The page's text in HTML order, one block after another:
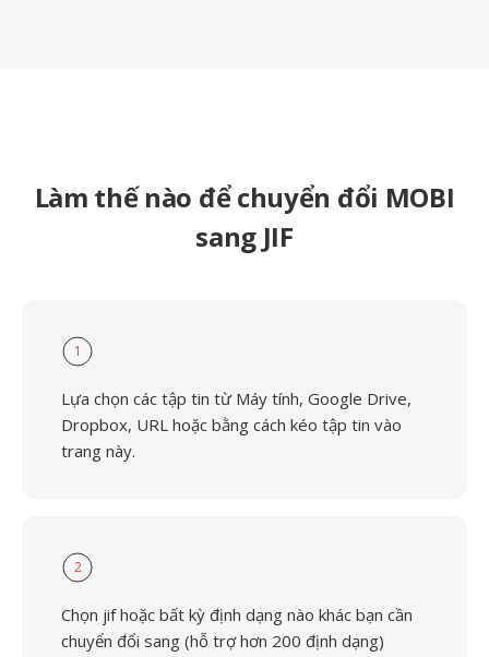
Làm thế nào để chuyển đổi MOBI
sang JIF
1
Lựa chọn các tập tin từ Máy tính, Google Drive,
Dropbox, URL hoặc bằng cách kéo tập tin vào
trang này.
2
Chọn jif hoặc bất kỳ định dạng nào khác bạn cần
chuyển đổi sang (hỗ trợ hơn 200 định dạng)